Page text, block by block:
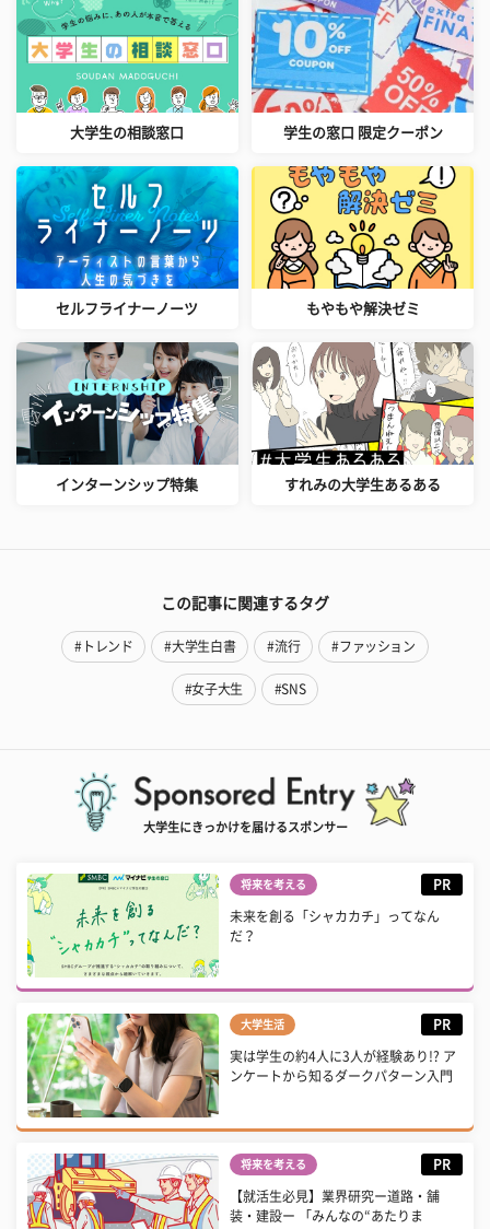
大学生の相談窓口 学生の窓口 限定クーポン
セルフライナーノーツ もやもや解決ゼミ
インターンシップ特集 すれみの大学生あるある
この記事に関連するタグ
#トレンド #大学生白書 #流行 #ファッション
#女子大生 #SNS
大学生にきっかけを届けるスポンサー
将来を考える PR
未来を創る「シャカカチ」ってなん
だ？
大学生活 PR
実は学生の約4人に3人が経験あり!? ア
ンケートから知るダークパターン入門
将来を考える PR
【就活生必見】業界研究ー道路・舗
装・建設ー 「みんなの“あたりま